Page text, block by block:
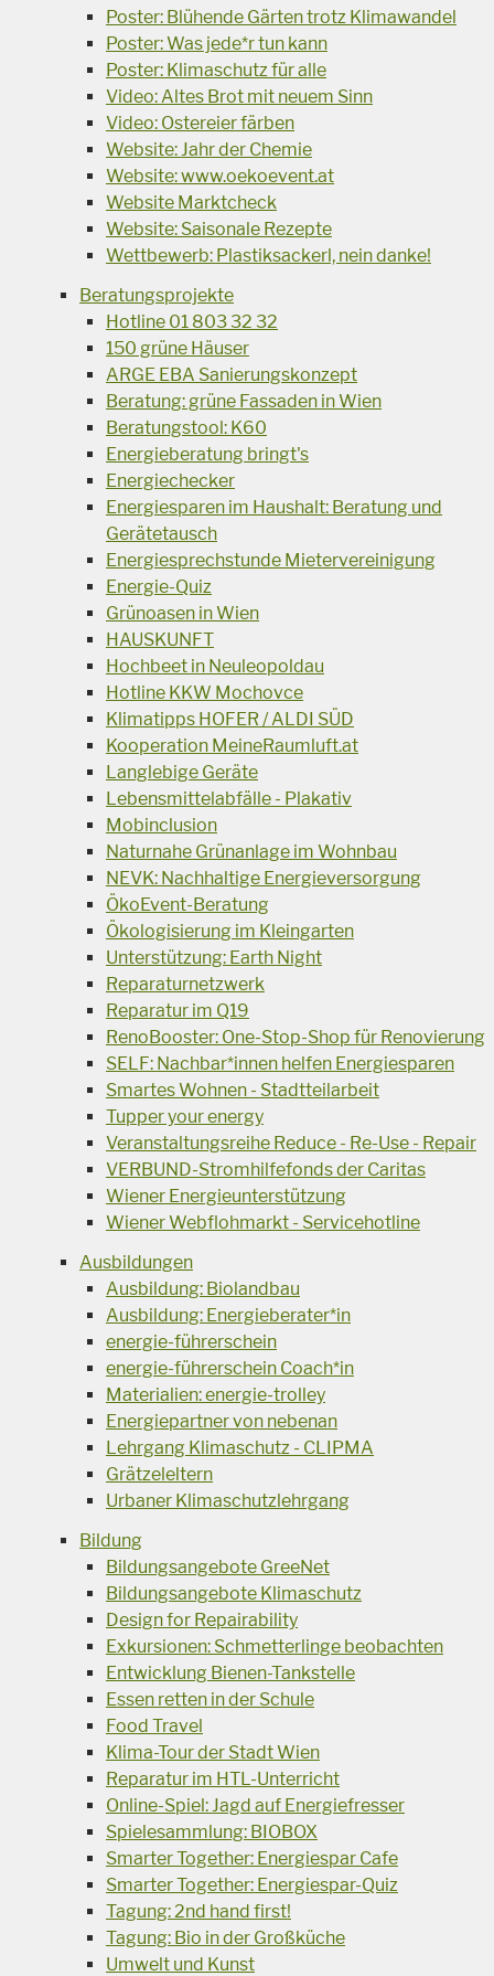
Poster: Blühende Gärten trotz Klimawandel
Poster: Was jede*r tun kann
Poster: Klimaschutz für alle
Video: Altes Brot mit neuem Sinn
Video: Ostereier färben
Website: Jahr der Chemie
Website: www.oekoevent.at
Website Marktcheck
Website: Saisonale Rezepte
Wettbewerb: Plastiksackerl, nein danke!
Beratungsprojekte
Hotline 01 803 32 32
150 grüne Häuser
ARGE EBA Sanierungskonzept
Beratung: grüne Fassaden in Wien
Beratungstool: K60
Energieberatung bringt's
Energiechecker
Energiesparen im Haushalt: Beratung und
Gerätetausch
Energiesprechstunde Mietervereinigung
Energie-Quiz
Grünoasen in Wien
HAUSKUNFT
Hochbeet in Neuleopoldau
Hotline KKW Mochovce
Klimatipps HOFER / ALDI SÜD
Kooperation MeineRaumluft.at
Langlebige Geräte
Lebensmittelabfälle - Plakativ
Mobinclusion
Naturnahe Grünanlage im Wohnbau
NEVK: Nachhaltige Energieversorgung
ÖkoEvent-Beratung
Ökologisierung im Kleingarten
Unterstützung: Earth Night
Reparaturnetzwerk
Reparatur im Q19
RenoBooster: One-Stop-Shop für Renovierung
SELF: Nachbar*innen helfen Energiesparen
Smartes Wohnen - Stadtteilarbeit
Tupper your energy
Veranstaltungsreihe Reduce - Re-Use - Repair
VERBUND-Stromhilfefonds der Caritas
Wiener Energieunterstützung
Wiener Webflohmarkt - Servicehotline
Ausbildungen
Ausbildung: Biolandbau
Ausbildung: Energieberater*in
energie-führerschein
energie-führerschein Coach*in
Materialien: energie-trolley
Energiepartner von nebenan
Lehrgang Klimaschutz - CLIPMA
Grätzeleltern
Urbaner Klimaschutzlehrgang
Bildung
Bildungsangebote GreeNet
Bildungsangebote Klimaschutz
Design for Repairability
Exkursionen: Schmetterlinge beobachten
Entwicklung Bienen-Tankstelle
Essen retten in der Schule
Food Travel
Klima-Tour der Stadt Wien
Reparatur im HTL-Unterricht
Online-Spiel: Jagd auf Energiefresser
Spielesammlung: BIOBOX
Smarter Together: Energiespar Cafe
Smarter Together: Energiespar-Quiz
Tagung: 2nd hand first!
Tagung: Bio in der Großküche
Umwelt und Kunst